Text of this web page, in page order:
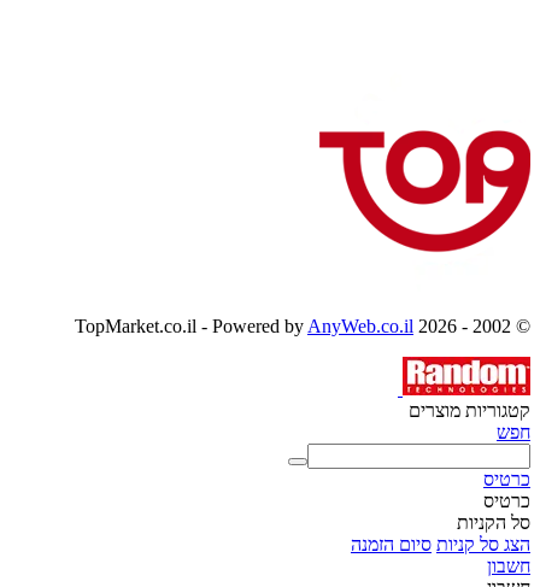
© 2002 - 2026 TopMarket.co.il - Powered by
AnyWeb.co.il
קטגוריות מוצרים
חפש
כרטיס
כרטיס
סל הקניות
הצג סל קניות סיום הזמנה
חשבון